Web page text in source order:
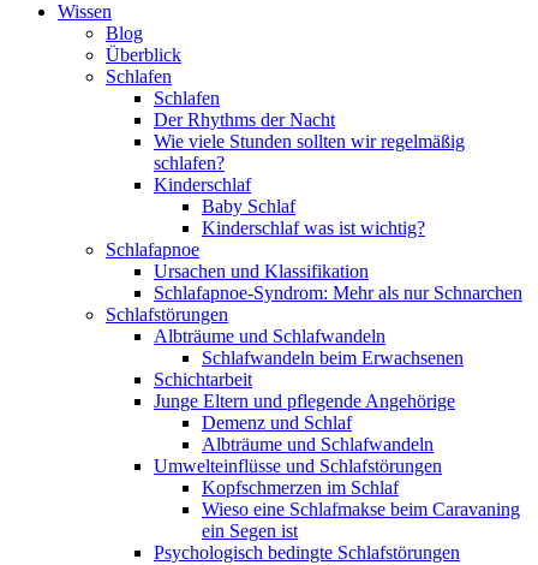
Wissen
Blog
Überblick
Schlafen
Schlafen
Der Rhythms der Nacht
Wie viele Stunden sollten wir regelmäßig
schlafen?
Kinderschlaf
Baby Schlaf
Kinderschlaf was ist wichtig?
Schlafapnoe
Ursachen und Klassifikation
Schlafapnoe-Syndrom: Mehr als nur Schnarchen
Schlafstörungen
Albträume und Schlafwandeln
Schlafwandeln beim Erwachsenen
Schichtarbeit
Junge Eltern und pflegende Angehörige
Demenz und Schlaf
Albträume und Schlafwandeln
Umwelteinflüsse und Schlafstörungen
Kopfschmerzen im Schlaf
Wieso eine Schlafmakse beim Caravaning
ein Segen ist
Psychologisch bedingte Schlafstörungen